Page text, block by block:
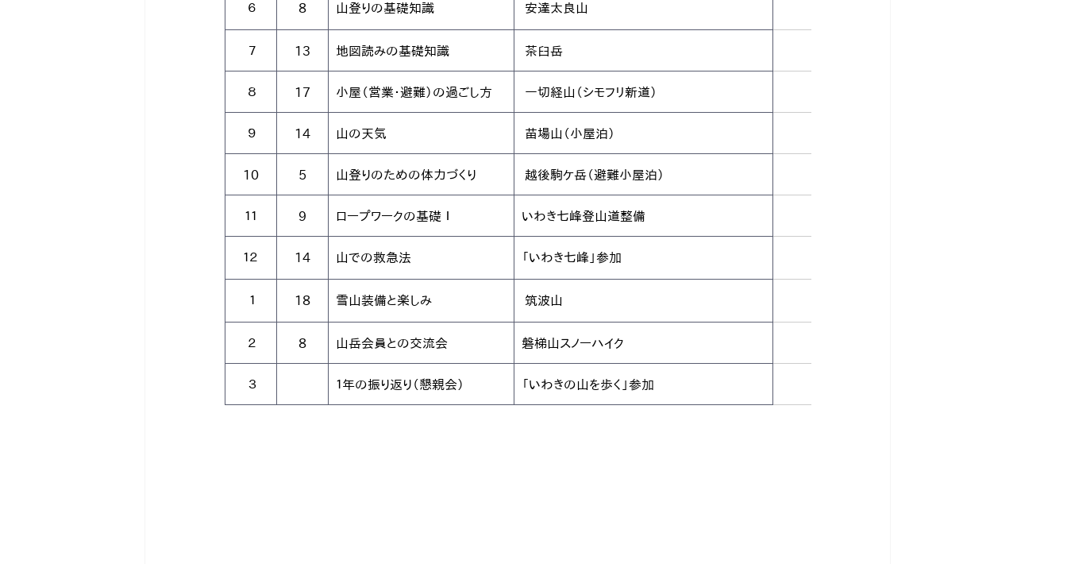
６ 8 山登りの基礎知識 安達太良山
７ 13 地図読みの基礎知識 茶臼岳
８ 17 小屋（営業・避難）の過ごし方 一切経山（シモフリ新道）
９ 14 山の天気 苗場山（小屋泊）
10 5 山登りのための体力づくり 越後駒ケ岳（避難小屋泊）
１１ 9 ロープワークの基礎Ⅰ いわき七峰登山道整備
１２ 14 山での救急法 「いわき七峰」参加
１ 18 雪山装備と楽しみ 筑波山
２ 8 山岳会員との交流会 磐梯山スノーハイク
３ １年の振り返り（懇親会） 「いわきの山を歩く」参加